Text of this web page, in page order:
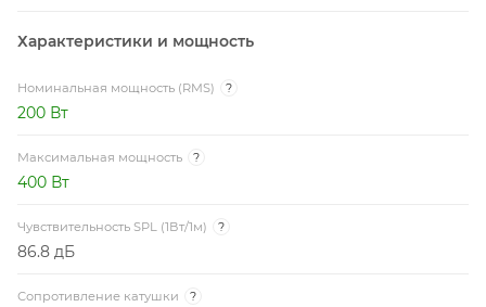
Характеристики и мощность
Номинальная мощность (RMS) ?
200 Вт
Максимальная мощность ?
400 Вт
Чувствительность SPL (1Вт/1м) ?
86.8 дБ
Сопротивление катушки ?